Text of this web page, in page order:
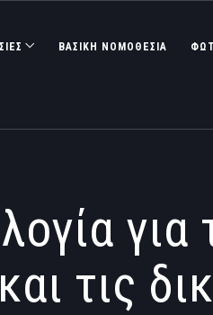
ΒΑΣΙΚΉ ΝΟΜΟΘΕΣΊΑ
για
τις